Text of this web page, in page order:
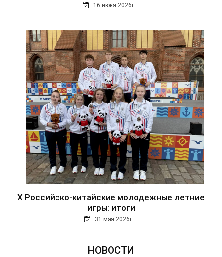
16 июня 2026г.
Х Российско-китайские молодежные летние
игры: итоги
31 мая 2026г.
НОВОСТИ